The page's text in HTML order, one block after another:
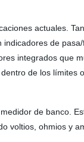
actuales.
de
integrados que
de los límites
de banco.
voltios, ohmios y